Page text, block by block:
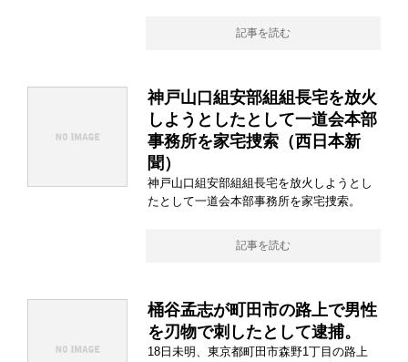
記事を読む
神戸山口組安部組組長宅を放火
しようとしたとして一道会本部
事務所を家宅捜索（西日本新
聞）
神戸山口組安部組組長宅を放火しようとし
たとして一道会本部事務所を家宅捜索。
記事を読む
桶谷孟志が町田市の路上で男性
を刃物で刺したとして逮捕。
18日未明、東京都町田市森野1丁目の路上